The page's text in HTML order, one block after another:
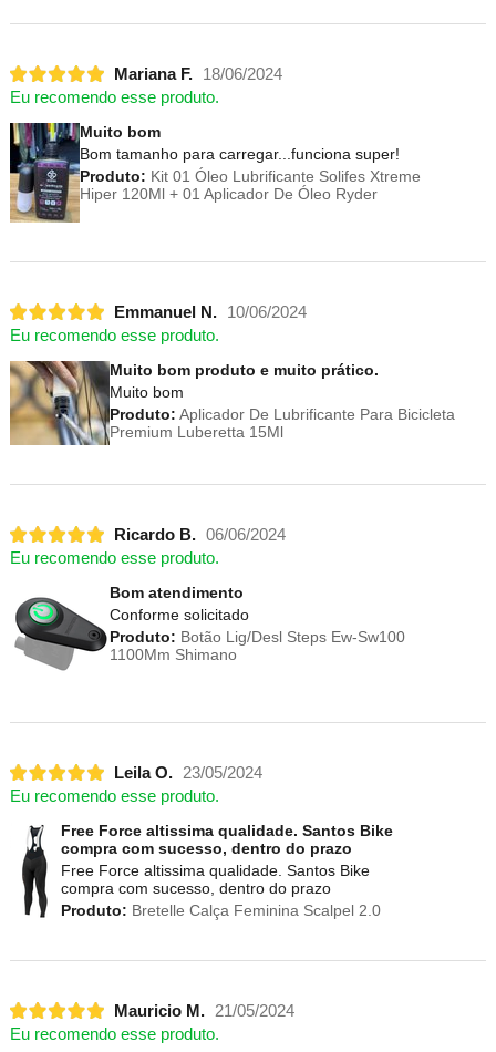
Mariana F.
18/06/2024
Eu recomendo esse produto.
Muito bom
Bom tamanho para carregar...funciona super!
Produto: Kit 01 Óleo Lubrificante Solifes Xtreme
Hiper 120Ml + 01 Aplicador De Óleo Ryder
Emmanuel N.
10/06/2024
Eu recomendo esse produto.
Muito bom produto e muito prático.
Muito bom
Produto: Aplicador De Lubrificante Para Bicicleta
Premium Luberetta 15Ml
Ricardo B. 06/06/2024
Eu recomendo esse produto.
Bom atendimento
Conforme solicitado
Produto: Botão Lig/Desl Steps Ew-Sw100
1100Mm Shimano
Leila O.
23/05/2024
Eu recomendo esse produto.
Free Force altissima qualidade. Santos Bike
compra com sucesso, dentro do prazo
Free Force altissima qualidade. Santos Bike
compra com sucesso, dentro do prazo
Produto: Bretelle Calça Feminina Scalpel 2.0
Mauricio M.
21/05/2024
Eu recomendo esse produto.